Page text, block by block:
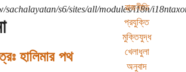
রাজনীতি
প্রযুক্তি
মুক্তিযুদ্ধ
খেলাধুলা
অনুবাদ
sachalayatan/s6/sites/all/modules/i18n/
হালিমার পথ